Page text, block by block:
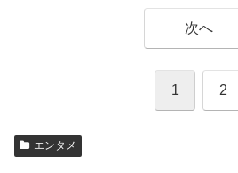
次へ
1 2
エンタメ